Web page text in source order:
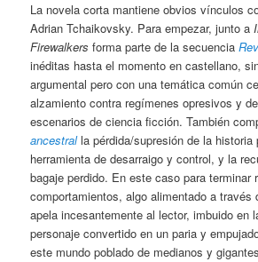
La novela corta mantiene obvios vínculos
Adrian Tchaikovsky. Para empezar, junto a
Firewalkers forma parte de la secuencia
inéditas hasta el momento en castellano,
argumental pero con una temática común
alzamiento contra regímenes opresivos y
escenarios de ciencia ficción. También
ancestralla pérdida/supresión de la historia
herramienta de desarraigo y control, y la
bagaje perdido. En este caso para terminar
comportamientos, algo alimentado a través
apela incesantemente al lector, imbuido en
personaje convertido en un paria y
este mundo poblado de medianos y